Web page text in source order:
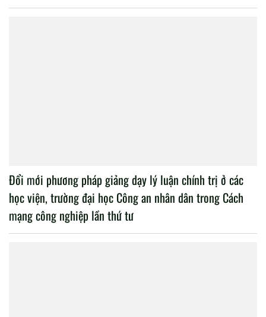
Đổi mới phương pháp giảng dạy lý luận chính trị ở các
học viện, trường đại học Công an nhân dân trong Cách
mạng công nghiệp lần thứ tư